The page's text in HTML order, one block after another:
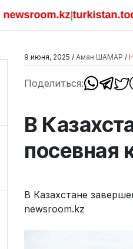
|turkistan.today|
9 июня, 2025 / Аман ШАМАР /
Поделиться:
В
посевная
В Казахстане
newsroom.kz